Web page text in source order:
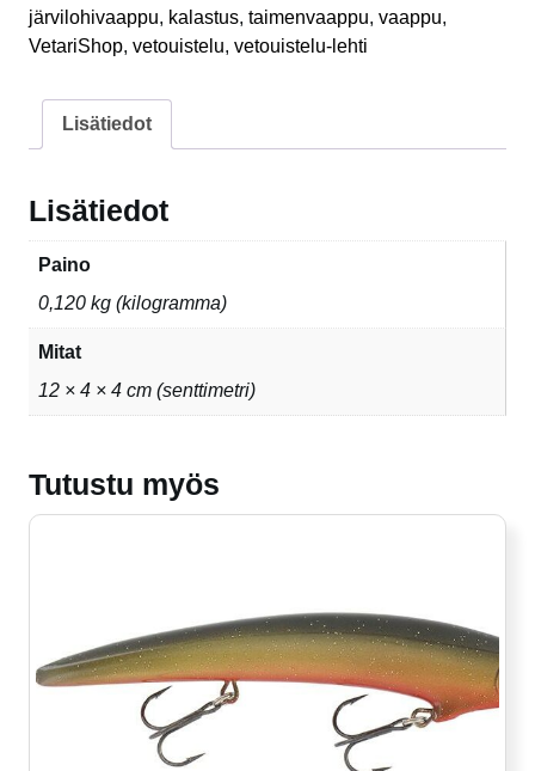
järvilohivaappu, kalastus, taimenvaappu, vaappu,
VetariShop, vetouistelu, vetouistelu-lehti
Lisätiedot
Lisätiedot
Paino
0,120 kg (kilogramma)
Mitat
12 × 4 × 4 cm (senttimetri)
Tutustu myös